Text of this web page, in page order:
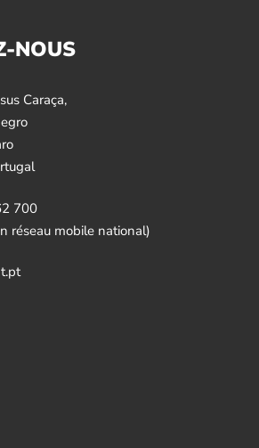
NOUS
Caraça,
700
réseau mobile national)